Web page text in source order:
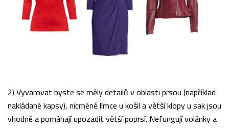
2) Vyvarovat byste se měly detailů v oblasti prsou (například
nakládané kapsy), nicméně límce u košil a větší klopy u sak jsou
vhodné a pomáhají upozadit větší poprsí. Nefungují volánky a